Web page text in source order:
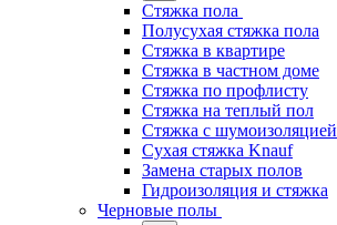
Стяжка пола
Полусухая стяжка пола
Стяжка в квартире
Стяжка в частном доме
Стяжка по профлисту
Стяжка на теплый пол
Стяжка с шумоизоляцией
Сухая стяжка Knauf
Замена старых полов
Гидроизоляция и стяжка
Черновые полы